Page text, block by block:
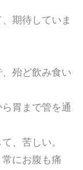
期待していま
殆ど飲み食い
胃まで管を通
、苦しい。
にお腹も痛